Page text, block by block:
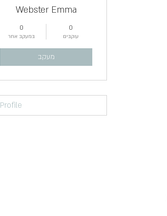
Webster Emma
0
עוקבים
0
במעקב אחר
מעקב
Profile